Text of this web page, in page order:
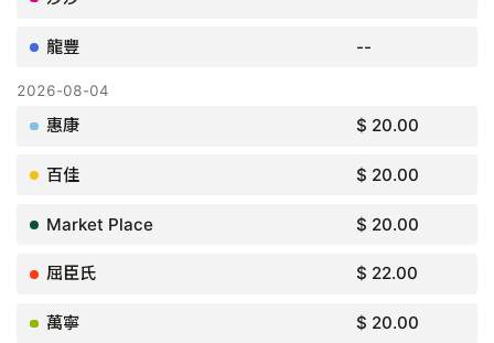
--
$ 20.00
$ 20.00
$ 20.00
$ 22.00
$ 20.00